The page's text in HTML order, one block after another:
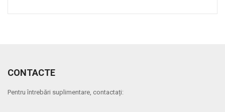
CONTACTE
Pentru întrebări suplimentare, contactați: